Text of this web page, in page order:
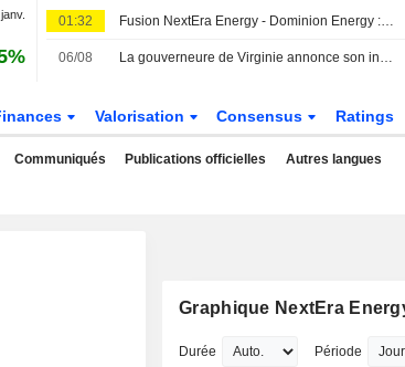
01:32 Fusion NextEra Energy - Dominion Energy : la gouverneure de Virginie annonce son intervention
06/08 La gouverneure de Virginie annonce son intervention dans le projet de fusion entre Dominion et NextEra
Valorisation Consensus Ratings
Communiqués Publications officielles Autres langues
Graphique NextEra
Durée Période